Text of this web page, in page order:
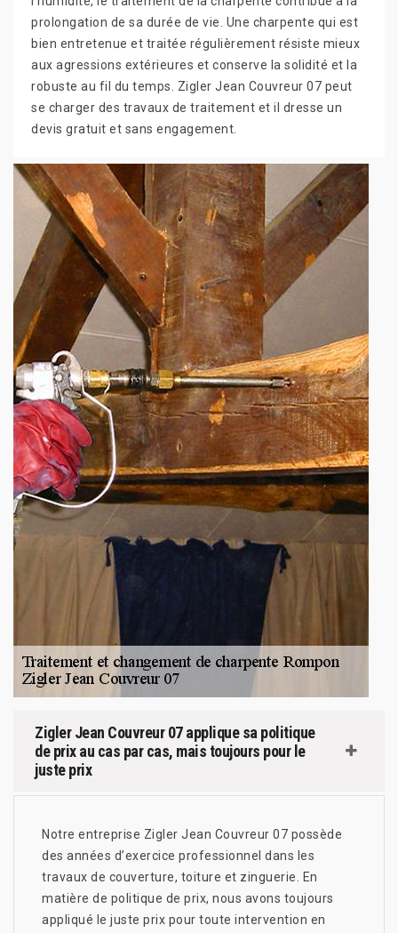
prolongation de sa durée de vie. Une charpente qui est
bien entretenue et traitée régulièrement résiste mieux
aux agressions extérieures et conserve la solidité et la
robuste au fil du temps. Zigler Jean Couvreur 07 peut
se charger des travaux de traitement et il dresse un
devis gratuit et sans engagement.
Zigler Jean Couvreur 07 applique sa politique
de prix au cas par cas, mais toujours pour le
juste prix
Notre entreprise Zigler Jean Couvreur 07 possède
des années d’exercice professionnel dans les
travaux de couverture, toiture et zinguerie. En
matière de politique de prix, nous avons toujours
appliqué le juste prix pour toute intervention en